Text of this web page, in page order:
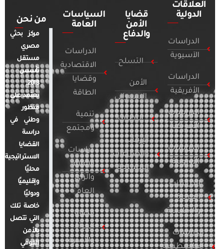
العلاقات
الدولية
الدراسات
الآسيوية
الدراسات
الأفريقية
الدراسات
الأمريكية
الدراسات
الأوروبية
الدراسات
العربية
والإقليمية
الدراسات
الفلسطينية
قضايا
الأمن
والدفاع
التسلح
الأمن
السيبراني
التطرف
الإرهاب
والصراعات
المسلحة
السياسات
العامة
الدراسات
الاقتصادية
وقضايا
الطاقة
تنمية
ومجتمع
دراسات
الإعلام
والرأي
العام
قضايا
المرأة
والأسرة
من نحن
مركز بحثي
مصري
مستقل
تأسس
2018.
يعتمد على
منظور
وطني في
دراسة
القضايا
الاستراتيجية
محليًا
وإقليميًا
ودوليًا
خاصة تلك
التي تتصل
بالأمن
القومي